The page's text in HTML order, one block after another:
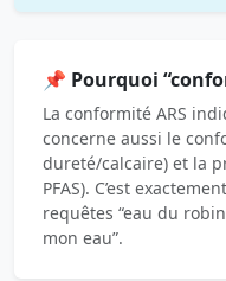
📌 Pourquoi
La conformité ARS
concerne aussi le
dureté/calcaire) et la
PFAS). C’est
requêtes “eau du
mon eau”.